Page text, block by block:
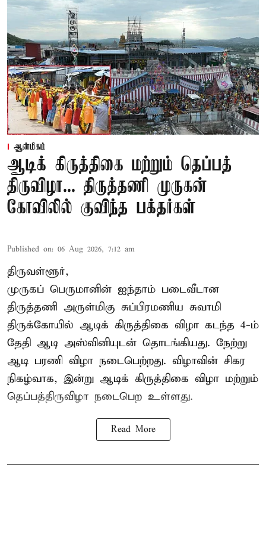
ஆன்மிகம்
ஆடிக் கிருத்திகை மற்றும் தெப்பத்
திருவிழா... திருத்தணி முருகன்
கோவிலில் குவிந்த பக்தர்கள்
Published on: 06 Aug 2026, 7:12 am
திருவள்ளூர்,
முருகப் பெருமானின் ஐந்தாம் படைவீடான
திருத்தணி அருள்மிகு சுப்பிரமணிய சுவாமி
திருக்கோயில் ஆடிக் கிருத்திகை விழா கடந்த 4-ம்
தேதி ஆடி அஸ்வினியுடன் தொடங்கியது. நேற்று
ஆடி பரணி விழா நடைபெற்றது. விழாவின் சிகர
நிகழ்வாக, இன்று ஆடிக் கிருத்திகை விழா மற்றும்
தெப்பத்திருவிழா நடைபெற உள்ளது.
Read More